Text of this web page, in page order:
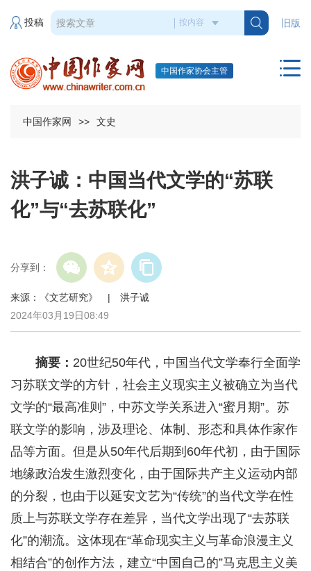
旧版
投稿
中国作家协会主管
中国作家网 >> 文史
洪子诚：中国当代文学的“苏联
化”与“去苏联化”
分享到：
来源：《文艺研究》 | 洪子诚
2024年03月19日08:49
摘要： 20世纪50年代，中国当代文学奉行全面学
习苏联文学的方针，社会主义现实主义被确立为当代
文学的“最高准则”，中苏文学关系进入“蜜月期”。苏
联文学的影响，涉及理论、体制、形态和具体作家作
品等方面。但是从50年代后期到60年代初，由于国际
地缘政治发生激烈变化，由于国际共产主义运动内部
的分裂，也由于以延安文艺为“传统”的当代文学在性
质上与苏联文学存在差异，当代文学出现了“去苏联
化”的潮流。这体现在“革命现实主义与革命浪漫主义
相结合”的创作方法，建立“中国自己的”马克思主义美